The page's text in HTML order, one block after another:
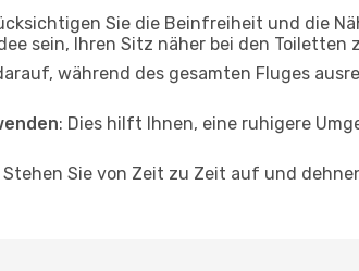
Sie die Beinfreiheit und die
sein, Ihren Sitz näher bei den Toiletten
während des gesamten Fluges
: Dies hilft Ihnen, eine ruhigere
Stehen Sie von Zeit zu Zeit auf und